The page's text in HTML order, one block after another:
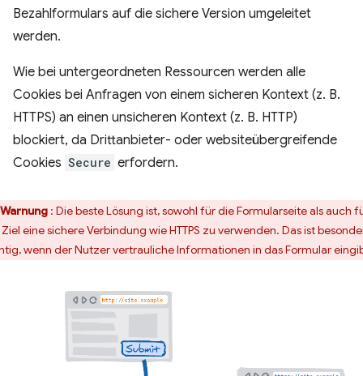
Bezahlformulars auf die sichere Version umgeleitet
werden.
Wie bei untergeordneten Ressourcen werden alle
Cookies bei Anfragen von einem sicheren Kontext (z. B.
HTTPS) an einen unsicheren Kontext (z. B. HTTP)
blockiert, da Drittanbieter- oder websiteübergreifende
Cookies Secure erfordern.
Warnung : Die beste Lösung ist, sowohl für die Formularseite als auch
eine sichere Verbindung wie HTTPS zu verwenden. Das ist
wenn der Nutzer vertrauliche Informationen in das Formular